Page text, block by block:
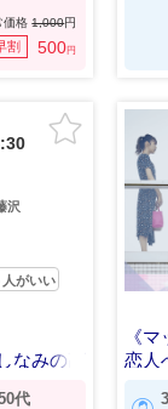
価格1,000円
割 500円
沢
がいい
みの高
代
《
恋人